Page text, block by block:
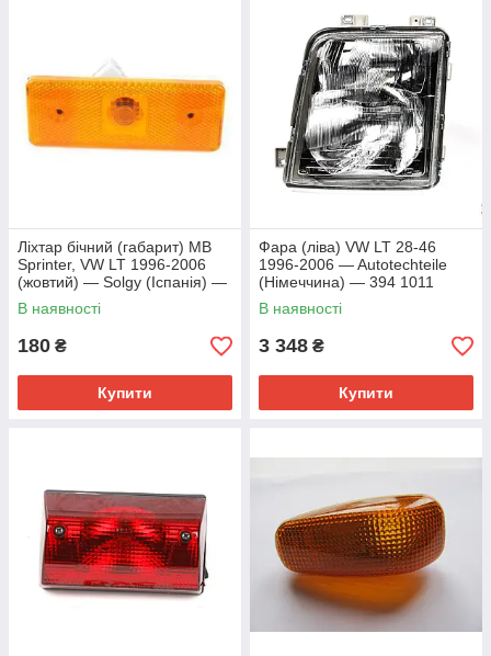
Ліхтар бічний (габарит) MB
Sprinter, VW LT 1996-2006
(жовтий) — Solgy (Іспанія) —
304002
В наявності
180 ₴
Купити
Фара (ліва) VW LT 28-46
1996-2006 — Autotechteile
(Німеччина) — 394 1011
В наявності
3 348 ₴
Купити